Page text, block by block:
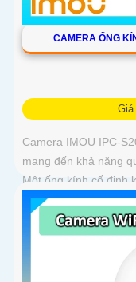
CAMERA ỐNG
Giá
Camera IMOU IPC-
mang đến khả năng
Một ống kính cố định
toàn diện mà không